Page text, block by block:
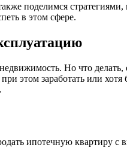
поделимся
в этом сфере.
Но что делать,
этом заработать или
ипотечную квартиру с